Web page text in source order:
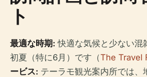
ト
最適な時期: 快適な気候と少ない混
初夏（特に6月）です（The Travel
ービス: テーラモ観光案内所では、